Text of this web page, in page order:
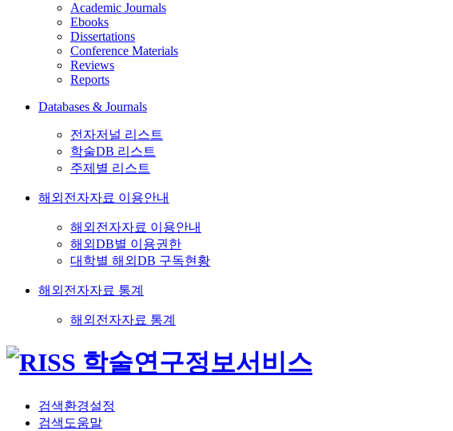
Academic Journals
Ebooks
Dissertations
Conference Materials
Reviews
Reports
Databases & Journals
전자저널 리스트
학술DB 리스트
주제별 리스트
해외전자자료 이용안내
해외전자자료 이용안내
해외DB별 이용권한
대학별 해외DB 구독현황
해외전자자료 통계
해외전자자료 통계
검색환경설정
검색도움말